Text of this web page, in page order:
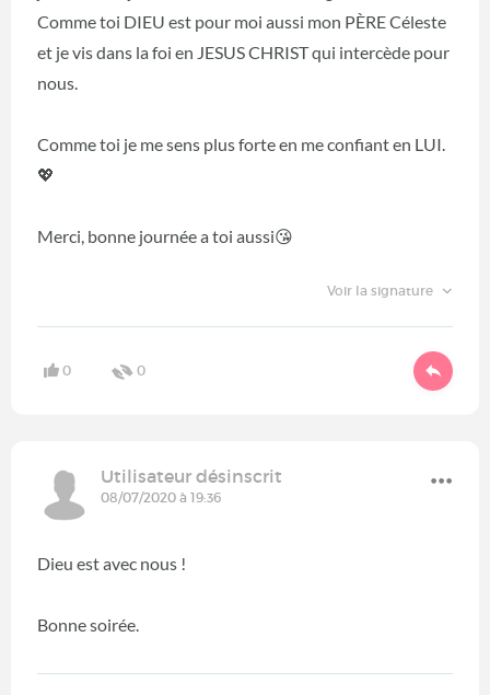
Comme toi DIEU est pour moi aussi mon PÈRE Céleste
et je vis dans la foi en JESUS CHRIST qui intercède pour
nous.
Comme toi je me sens plus forte en me confiant en LUI.
💖
Merci, bonne journée a toi aussi😘
Voir la signature
0 0
Utilisateur désinscrit
08/07/2020 à 19:36
Dieu est avec nous !
Bonne soirée.